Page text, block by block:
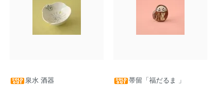
泉水 酒器
帯留「福だるま 」